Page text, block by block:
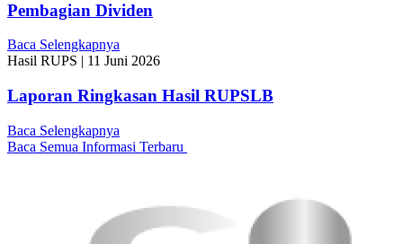
Pembagian Dividen
Baca Selengkapnya
Hasil RUPS | 11 Juni 2026
Laporan Ringkasan Hasil RUPSLB
Baca Selengkapnya
Baca Semua Informasi Terbaru